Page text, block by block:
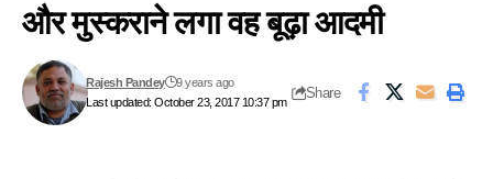
और मुस्कराने लगा वह बूढ़ा आदमी
Last updated: October 23, 2017 10:37 pm
Rajesh Pandey 9 years ago
Share